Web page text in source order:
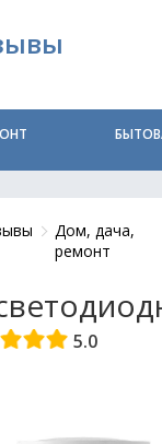
Дом, дача,
ремонт
5.0